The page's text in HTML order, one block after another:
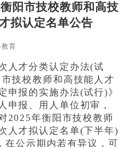
阳市技校教师和高技
拟认定名单公告
育
人才分类认定办法(试
技校教师和高技能人才
申报的实施办法(试行)》
申报、用人单位初审，
2025年衡阳市技校教师
人才拟认定名单(下半年)
在公示期内若有异议，可